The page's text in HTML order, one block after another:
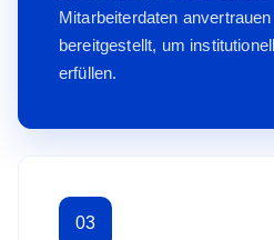
Mitarbeiterdaten
bereitgestellt, um
erfüllen.
03